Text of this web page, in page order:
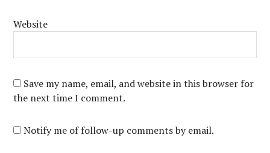
Website
Save my name, email, and website in this browser for
the next time I comment.
Notify me of follow-up comments by email.